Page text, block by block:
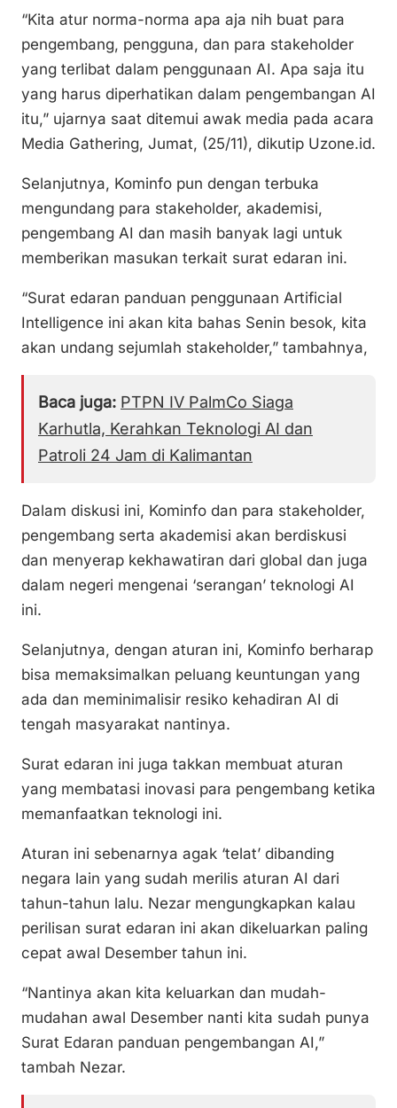
“Kita atur norma-norma apa aja nih buat para
pengembang, pengguna, dan para stakeholder
yang terlibat dalam penggunaan AI. Apa saja itu
yang harus diperhatikan dalam pengembangan AI
itu,” ujarnya saat ditemui awak media pada acara
Media Gathering, Jumat, (25/11), dikutip Uzone.id.
Selanjutnya, Kominfo pun dengan terbuka
mengundang para stakeholder, akademisi,
pengembang AI dan masih banyak lagi untuk
memberikan masukan terkait surat edaran ini.
“Surat edaran panduan penggunaan Artificial
Intelligence ini akan kita bahas Senin besok, kita
akan undang sejumlah stakeholder,” tambahnya,
Baca juga: PTPN IV PalmCo Siaga
Karhutla, Kerahkan Teknologi AI dan
Patroli 24 Jam di Kalimantan
Dalam diskusi ini, Kominfo dan para stakeholder,
pengembang serta akademisi akan berdiskusi
dan menyerap kekhawatiran dari global dan juga
dalam negeri mengenai ‘serangan’ teknologi AI
ini.
Selanjutnya, dengan aturan ini, Kominfo berharap
bisa memaksimalkan peluang keuntungan yang
ada dan meminimalisir resiko kehadiran AI di
tengah masyarakat nantinya.
Surat edaran ini juga takkan membuat aturan
yang membatasi inovasi para pengembang ketika
memanfaatkan teknologi ini.
Aturan ini sebenarnya agak ‘telat’ dibanding
negara lain yang sudah merilis aturan AI dari
tahun-tahun lalu. Nezar mengungkapkan kalau
perilisan surat edaran ini akan dikeluarkan paling
cepat awal Desember tahun ini.
“Nantinya akan kita keluarkan dan mudah-
mudahan awal Desember nanti kita sudah punya
Surat Edaran panduan pengembangan AI,”
tambah Nezar.